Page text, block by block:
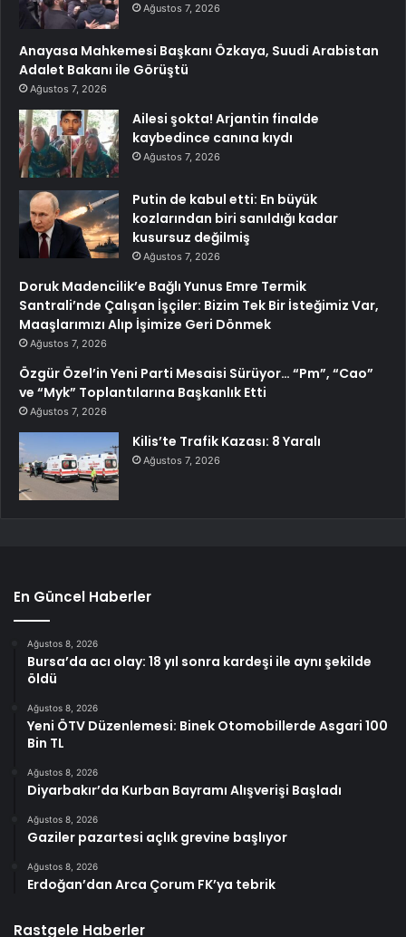
Ağustos 7, 2026
Anayasa Mahkemesi Başkanı Özkaya, Suudi Arabistan
Adalet Bakanı ile Görüştü
Ağustos 7, 2026
Ailesi şokta! Arjantin finalde
kaybedince canına kıydı
Ağustos 7, 2026
Putin de kabul etti: En büyük
kozlarından biri sanıldığı kadar
kusursuz değilmiş
Ağustos 7, 2026
Doruk Madencilik’e Bağlı Yunus Emre Termik
Santrali’nde Çalışan İşçiler: Bizim Tek Bir İsteğimiz Var,
Maaşlarımızı Alıp İşimize Geri Dönmek
Ağustos 7, 2026
Özgür Özel’in Yeni Parti Mesaisi Sürüyor… “Pm”, “Cao”
ve “Myk” Toplantılarına Başkanlık Etti
Ağustos 7, 2026
Kilis’te Trafik Kazası: 8 Yaralı
Ağustos 7, 2026
En Güncel Haberler
Ağustos 8, 2026
Bursa’da acı olay: 18 yıl sonra kardeşi ile aynı şekilde
öldü
Ağustos 8, 2026
Yeni ÖTV Düzenlemesi: Binek Otomobillerde Asgari 100
Bin TL
Ağustos 8, 2026
Diyarbakır’da Kurban Bayramı Alışverişi Başladı
Ağustos 8, 2026
Gaziler pazartesi açlık grevine başlıyor
Ağustos 8, 2026
Erdoğan’dan Arca Çorum FK’ya tebrik
Rastgele Haberler